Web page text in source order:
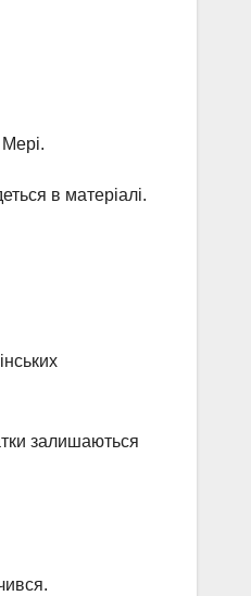
в матеріалі.
залишаються